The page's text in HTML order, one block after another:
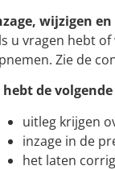
wijzigen
u vragen hebt
Zie de
hebt de
uitleg krijgen
inzage in de
het laten